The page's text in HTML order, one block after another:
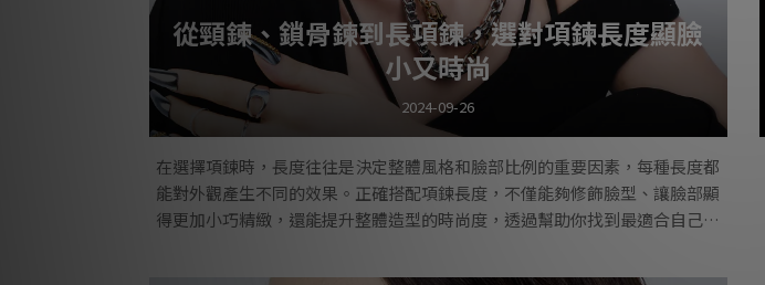
從頸鍊、鎖骨鍊到長項鍊，選對項鍊長度顯臉
小又時尚
2024-09-26
在選擇項鍊時，長度往往是決定整體風格和臉部比例的重要因素，每種長度都
能對外觀產生不同的效果。正確搭配項鍊長度，不僅能夠修飾臉型、讓臉部顯
得更加小巧精緻，還能提升整體造型的時尚度，透過幫助你找到最適合自己的
是影響整體造型和風格的重要因素之一。不同長度的項鍊不僅能夠強調不同的